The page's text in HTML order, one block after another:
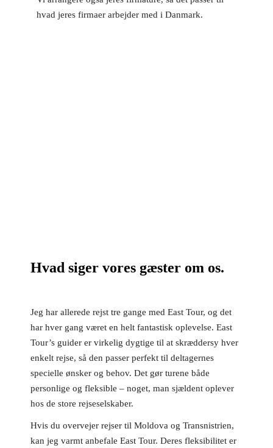
hvad jeres firmaer arbejder med i Danmark.
Hvad siger vores gæster om os.
Jeg har allerede rejst tre gange med East Tour, og det
har hver gang været en helt fantastisk oplevelse. East
Tour’s guider er virkelig dygtige til at skræddersy hver
enkelt rejse, så den passer perfekt til deltagernes
specielle ønsker og behov. Det gør turene både
personlige og fleksible – noget, man sjældent oplever
hos de store rejseselskaber.
Hvis du overvejer rejser til Moldova og Transnistrien,
kan jeg varmt anbefale East Tour. Deres fleksibilitet er